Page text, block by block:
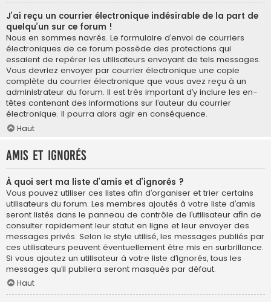
J’ai reçu un courrier électronique indésirable de la part de
quelqu’un sur ce forum !
Nous en sommes navrés. Le formulaire d’envoi de courriers
électroniques de ce forum possède des protections qui
essaient de repérer les utilisateurs envoyant de tels messages.
Vous devriez envoyer par courrier électronique une copie
complète du courrier électronique que vous avez reçu à un
administrateur du forum. Il est très important d’y inclure les en-
têtes contenant des informations sur l’auteur du courrier
électronique. Il pourra alors agir en conséquence.
Haut
Amis et ignorés
À quoi sert ma liste d’amis et d’ignorés ?
Vous pouvez utiliser ces listes afin d’organiser et trier certains
utilisateurs du forum. Les membres ajoutés à votre liste d’amis
seront listés dans le panneau de contrôle de l’utilisateur afin de
consulter rapidement leur statut en ligne et leur envoyer des
messages privés. Selon le style utilisé, les messages publiés par
ces utilisateurs peuvent éventuellement être mis en surbrillance.
Si vous ajoutez un utilisateur à votre liste d’ignorés, tous les
messages qu’il publiera seront masqués par défaut.
Haut